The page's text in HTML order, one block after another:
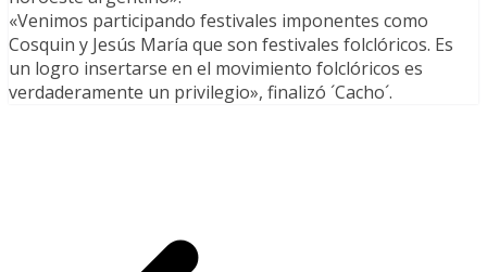
«Venimos participando festivales imponentes como
Cosquin y Jesús María que son festivales folclóricos. Es
un logro insertarse en el movimiento folclóricos es
verdaderamente un privilegio», finalizó ´Cacho´.